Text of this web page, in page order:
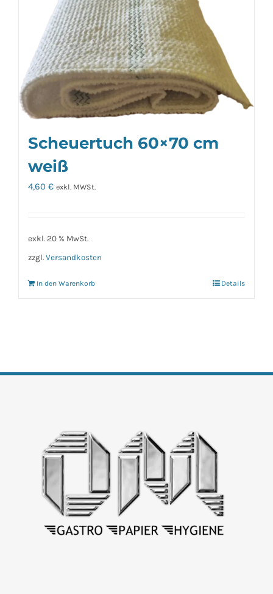
Scheuertuch 60×70 cm
weiß
4,60 € exkl. MWSt.
exkl. 20 % MwSt.
zzgl. Versandkosten
In den Warenkorb Details